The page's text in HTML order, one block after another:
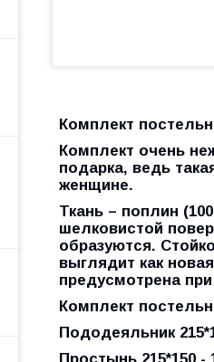
Комплект
Комплект очень
подарка, ведь
женщине.
Ткань – поплин
шелковистой
образуются.
выглядит как
предусмотрена
Комплект
Пододеяльник
Простынь 215*150 -